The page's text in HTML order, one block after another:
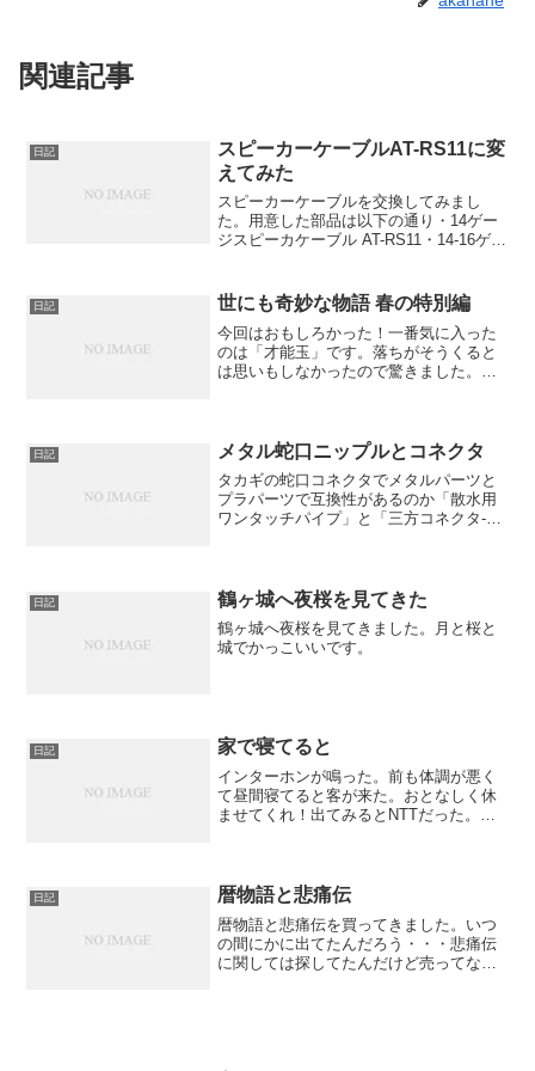
関連記事
日記
スピーカーケーブルAT-RS11に変
えてみた
スピーカーケーブルを交換してみまし
た。用意した部品は以下の通り・14ゲー
ジスピーカケーブル AT-RS11・14-16ゲー
子 TL12-205M...
日記 世にも奇妙な物語 春の特別編
今回はおもしろかった！一番気に入った
のは「才能玉」です。落ちがそうくると
は思いもしなかったので驚きました。最
り、後味が悪かったりと「世...
日記 メタル蛇口ニップルとコネクタ
タカギの蛇口コネクタでメタルパーツと
プラパーツで互換性があるのか「散水用
ワンタッチパイプ」と「三方コネクタ-コ
日記 鶴ヶ城へ夜桜を見てきた
鶴ヶ城へ夜桜を見てきました。月と桜と
城でかっこいいです。
日記 家で寝てると
インターホンが鳴った。前も体調が悪く
て昼間寝てると客が来た。おとなしく休
ませてくれ！出てみるとNTTだった。
郷にも光がくるので...
日記 暦物語と悲痛伝
暦物語と悲痛伝を買ってきました。いつ
の間にかに出てたんだろう・・・悲痛伝
に関しては探してたんだけど売ってなか